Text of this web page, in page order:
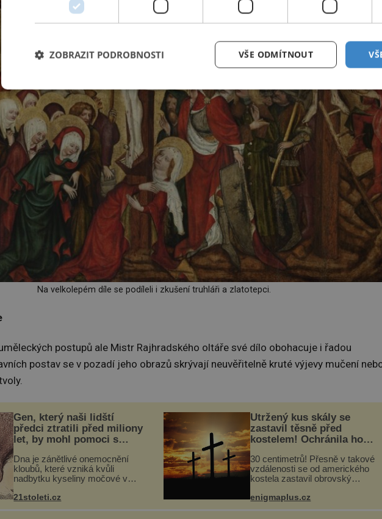
Na velkolepém díle se podíleli i zkušení truhláři a zlatotepci.
postupů ale Mistr Rajhradského oltáře své dílo obohacuje i řadou
postav se v pozadí jeho obrazů skrývají neuvěřitelně kruté výjevy mučení
Gen, který naši lidští
předci ztratili před miliony
let, by mohl pomoci s
Dna je zánětlivé onemocnění
kloubů, které vzniká kvůli
nadbytku kyseliny močové v
ukládá v blízkosti kloubů,
nejčastěji přitom postihuje palce
21stoleti.cz
Utržený kus skály se
zastavil těsně před
kostelem! Ochránila ho
30 centimetrů! Přesně v takové
vzdálenosti se od amerického
kostela zastavil obrovský
květnu 2014 nečekaně odtrhl od
nedaleké skály při její demolici.
enigmaplus.cz
VŠE ODMÍTNOUT
ZOBRAZIT PODROBNOSTI